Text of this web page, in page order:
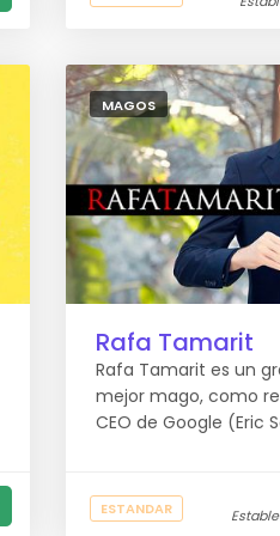
MAGOS
Rafa Tamarit
Rafa Tamarit es un
mejor mago, como
CEO de Google (Eric
ESTANDAR